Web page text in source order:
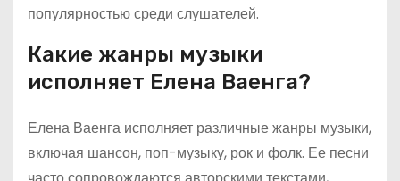
популярностью среди слушателей.
Какие жанры музыки
исполняет Елена Ваенга?
Елена Ваенга исполняет различные жанры музыки,
включая шансон, поп-музыку, рок и фолк. Ее песни